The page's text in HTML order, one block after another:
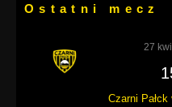
Ostatni mecz
27
Czarni